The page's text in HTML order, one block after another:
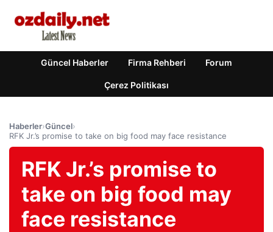
Güncel Haberler Firma Rehberi Forum
Çerez Politikası
Haberler›Güncel›
RFK Jr.’s promise to take on big food may face resistance
RFK Jr.’s promise to
take on big food may
face resistance